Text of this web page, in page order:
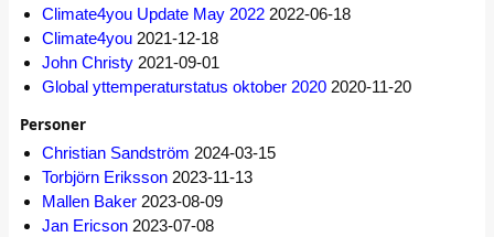
Climate4you Update May 2022 2022-06-18
Climate4you 2021-12-18
John Christy 2021-09-01
Global yttemperaturstatus oktober 2020 2020-11-20
Personer
Christian Sandström 2024-03-15
Torbjörn Eriksson 2023-11-13
Mallen Baker 2023-08-09
Jan Ericson 2023-07-08